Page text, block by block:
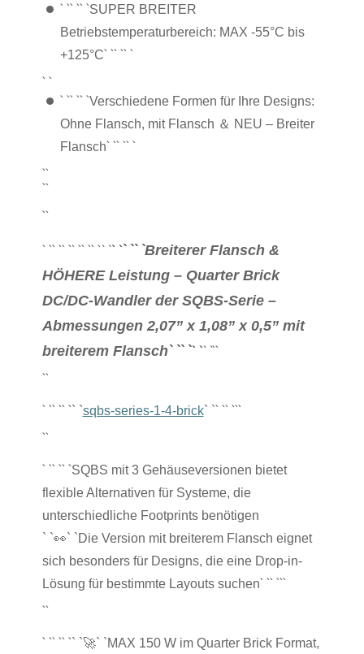
` `` `` `SUPER BREITER
Betriebstemperaturbereich: MAX -55°C bis
+125°C` `` `` `
` `
` `` `` `Verschiedene Formen für Ihre Designs:
Ohne Flansch, mit Flansch ＆ NEU – Breiter
Flansch` `` `` `
``
``
``
` `` `` `` `` `` `` `` `` `` `Breiterer Flansch &
HÖHERE Leistung – Quarter Brick
DC/DC-Wandler der SQBS-Serie –
Abmessungen 2,07” x 1,08” x 0,5” mit
breiterem Flansch` `` `` `` ```
``
` `` `` `` `sqbs-series-1-4-brick` `` `` ```
``
` `` `` `SQBS mit 3 Gehäuseversionen bietet
flexible Alternativen für Systeme, die
unterschiedliche Footprints benötigen
` `👀` `Die Version mit breiterem Flansch eignet
sich besonders für Designs, die eine Drop-in-
Lösung für bestimmte Layouts suchen` `` ```
``
` `` `` `` `🚀` `MAX 150 W im Quarter Brick Format,